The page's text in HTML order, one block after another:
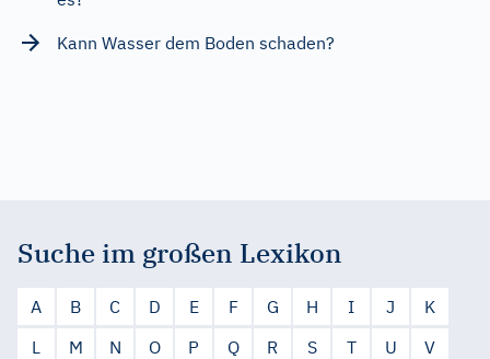
Kann Wasser dem Boden schaden?
Suche im großen Lexikon
A B C D E F G H I J
K
L
M N O P Q R S T U
V